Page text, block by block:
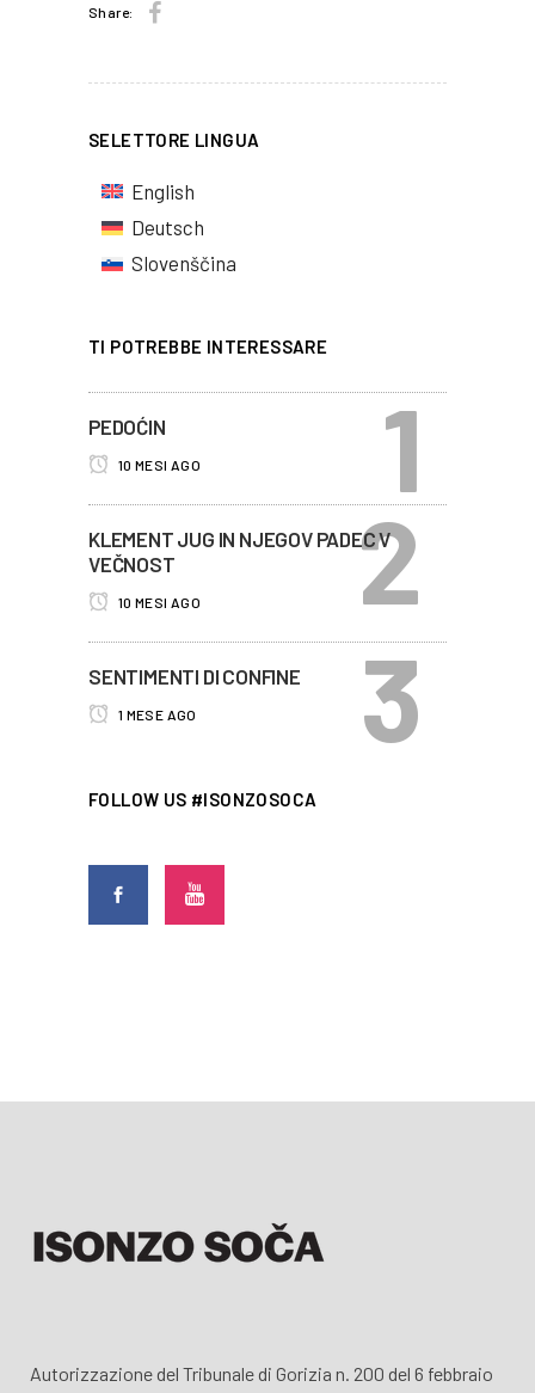
Share:
SELETTORE LINGUA
English
Deutsch
Slovenščina
TI POTREBBE INTERESSARE
PEDOĆIN
10 MESI AGO
KLEMENT JUG IN NJEGOV PADEC V
VEČNOST
10 MESI AGO
SENTIMENTI DI CONFINE
1 MESE AGO
FOLLOW US #ISONZOSOCA
Autorizzazione del Tribunale di Gorizia n. 200 del 6 febbraio